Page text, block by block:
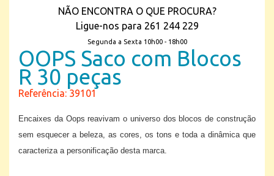
NÃO ENCONTRA O QUE PROCURA?
Ligue-nos para 261 244 229
Segunda a Sexta 10h00 - 18h00
OOPS Saco com Blocos
R 30 peças
Referência: 39101
Encaixes da Oops reavivam o universo dos blocos de construção
sem esquecer a beleza, as cores, os tons e toda a dinâmica que
caracteriza a personificação desta marca.